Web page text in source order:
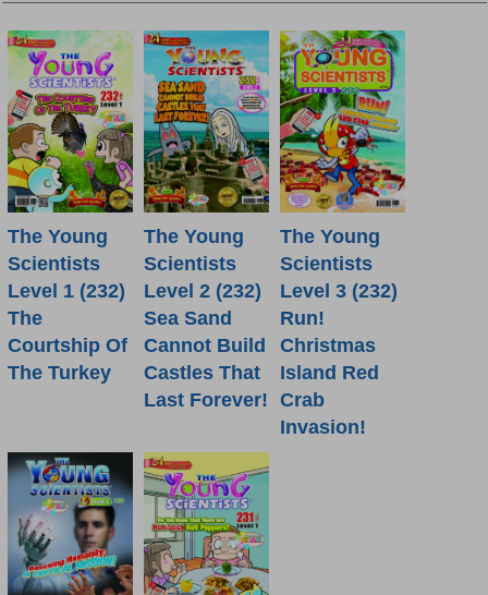
The Young
Scientists
Level 1 (232)
The
Courtship Of
The Turkey
The Young
Scientists
Level 2 (232)
Sea Sand
Cannot Build
Castles That
Last Forever!
The Young
Scientists
Level 3 (232)
Run!
Christmas
Island Red
Crab
Invasion!